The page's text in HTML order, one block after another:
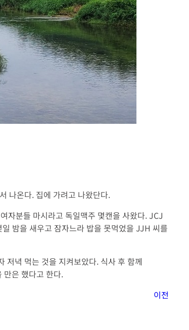
나온다. 집에 가려고 나왔단다.
자분들 마시라고 독일맥주 몇캔을 사왔다. JCJ
밤을 새우고 잠자느라 밥을 못먹었을 JJH 씨를
저녁 먹는 것을 지켜보았다. 식사 후 함께
만은 했다고 한다.
이전